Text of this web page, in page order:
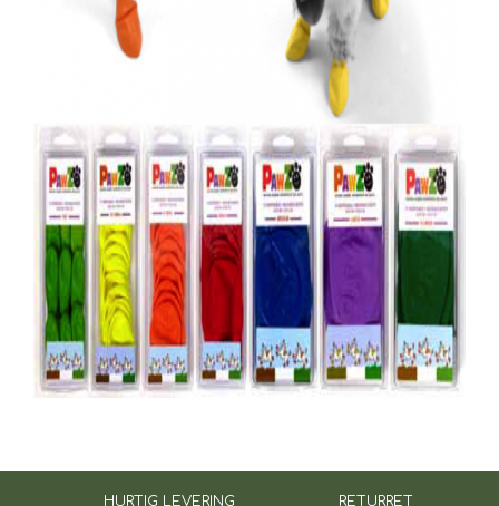
HURTIG LEVERING RETURRET